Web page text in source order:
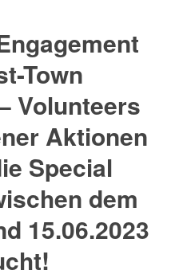
Town
Volunteers
Aktionen
Special
dem
15.06.2023